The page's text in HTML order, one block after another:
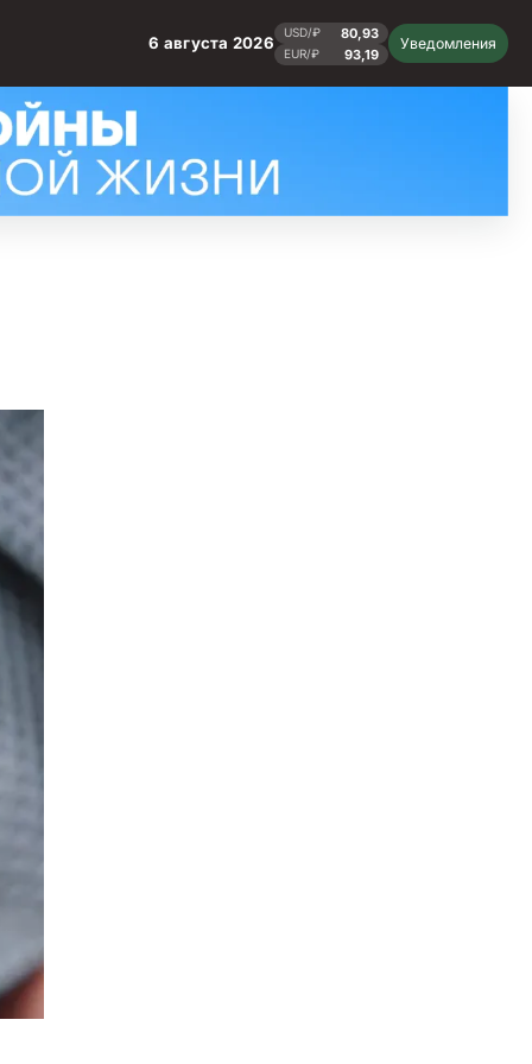
6 августа 2026
USD/₽ 80,93
EUR/₽ 93,19
Уведомления